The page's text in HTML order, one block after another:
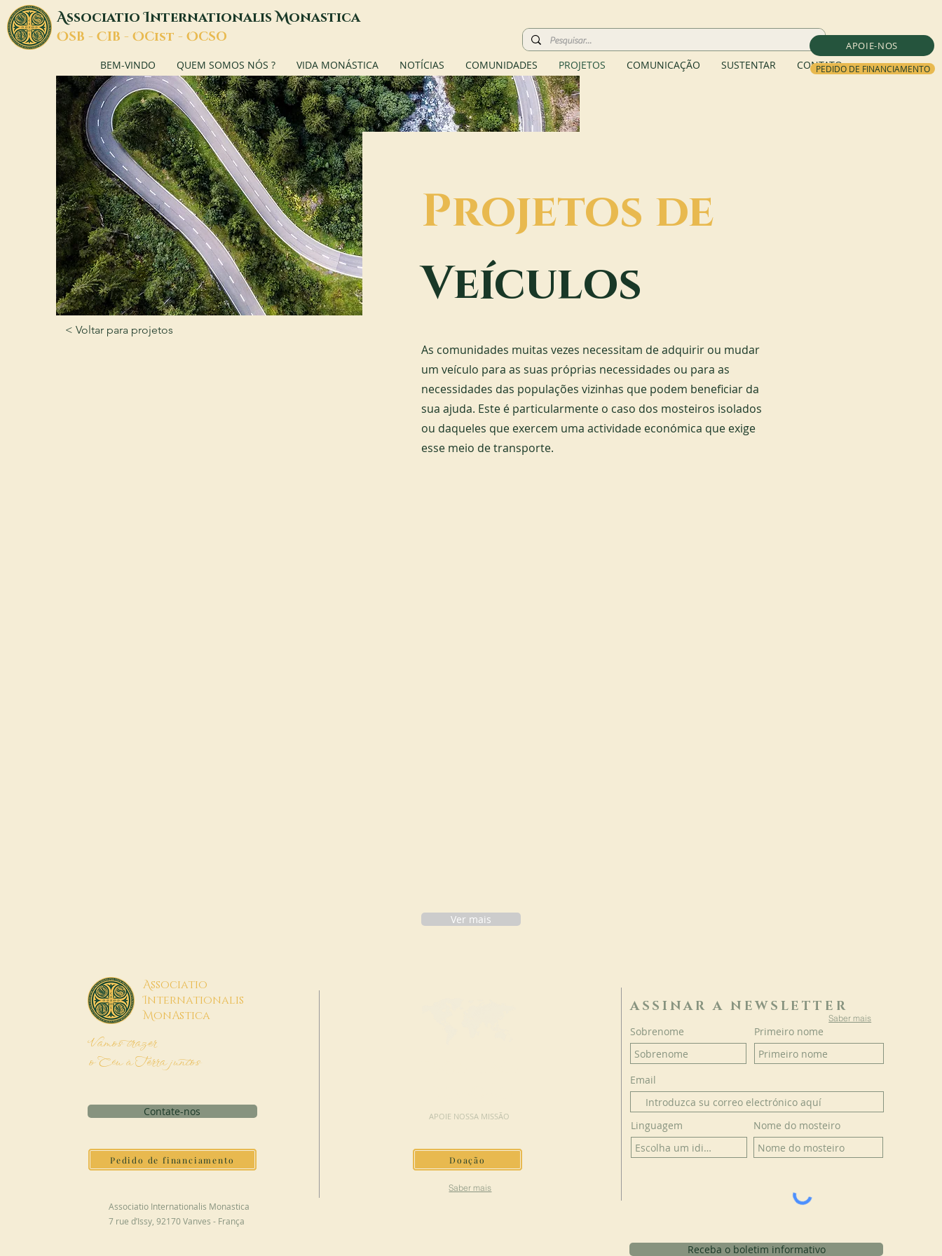
APOIE-NOS
PEDIDO DE FINANCIAMENTO
AssociatioInternationalisMonastica
OSB - CIB - OCist - OCSO
BEM-VINDO QUEM SOMOS NÓS ? VIDA MONÁSTICA NOTÍCIAS COMUNIDADES PROJETOS COMUNICAÇÃO SUSTENTAR CONTATO
< Voltar para projetos
Projetos de
Veículos
As comunidades muitas vezes necessitam de adquirir ou mudar
um veículo para as suas próprias necessidades ou para as
necessidades das populações vizinhas que podem beneficiar da
sua ajuda. Este é particularmente o caso dos mosteiros isolados
ou daqueles que exercem uma actividade económica que exige
esse meio de transporte.
Ver mais
Associatio
Internationalis
MonAstica
Vamos trazer
o Céu à Terra juntos
Contate-nos
Pedido de financiamento
Associatio Internationalis Monastica
7 rue d’Issy, 92170 Vanves - França
APOIE NOSSA MISSÃO
Doação
Saber mais
ASSINAR A NEWSLETTER
Saber mais
Sobrenome Primeiro nome
Email
Linguagem Nome do mosteiro
Receba o boletim informativo